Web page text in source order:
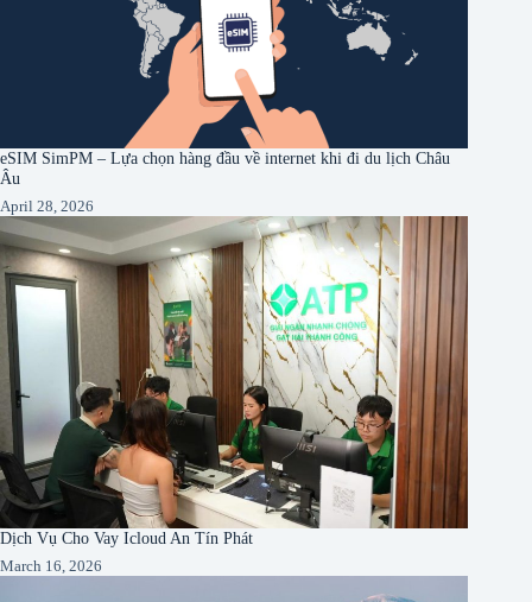
eSIM SimPM – Lựa chọn hàng đầu về internet khi đi du lịch Châu
Âu
April 28, 2026
Dịch Vụ Cho Vay Icloud An Tín Phát
March 16, 2026